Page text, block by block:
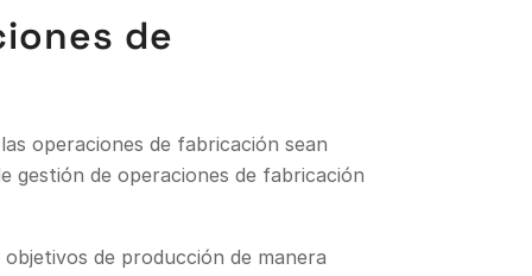
de
operaciones de fabricación sean
gestión de operaciones de fabricación
de producción de manera